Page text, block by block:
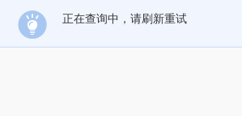
正在查询中，请刷新重试